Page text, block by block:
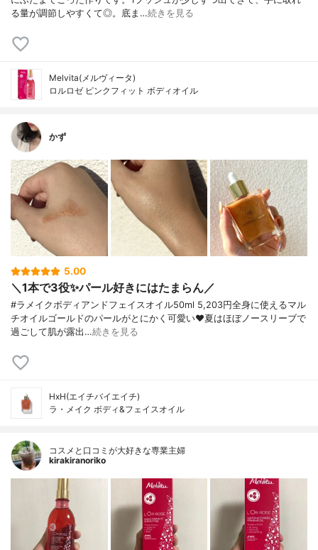
る量が調節しやすくて◎。底ま…続きを見る
Melvita(メルヴィータ)
ロルロゼ ピンクフィット ボディオイル
かず
5.00
＼1本で3役✨パール好きにはたまらん／
#ラメイクボディアンドフェイスオイル50ml 5,203円⁡⁡全身に使えるマル
チオイルゴールドのパールがとにかく可愛い❤️夏はほぼノースリーブで
過ごして肌が露出…続きを見る
HxH(エイチバイエイチ)
ラ・メイク ボディ&フェイスオイル
コスメと口コミが大好きな専業主婦
kirakiranoriko